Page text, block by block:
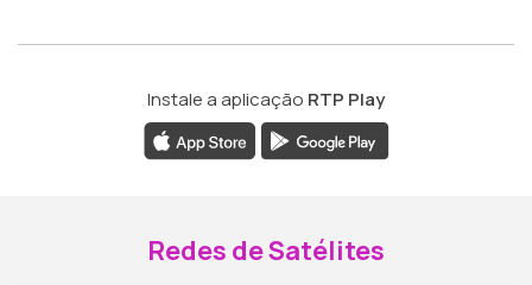
Instale a aplicação RTP Play
Redes de Satélites